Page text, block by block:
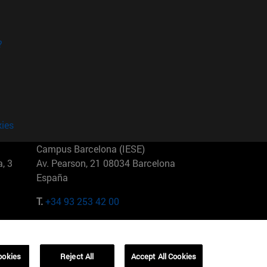
3
Campus Barcelona (IESE)
Av. Pearson, 21 08034 Barcelona
España
T.+34 93 253 42 00
01321001 Bela Vista Brasil
Reject All Accept All Cookies